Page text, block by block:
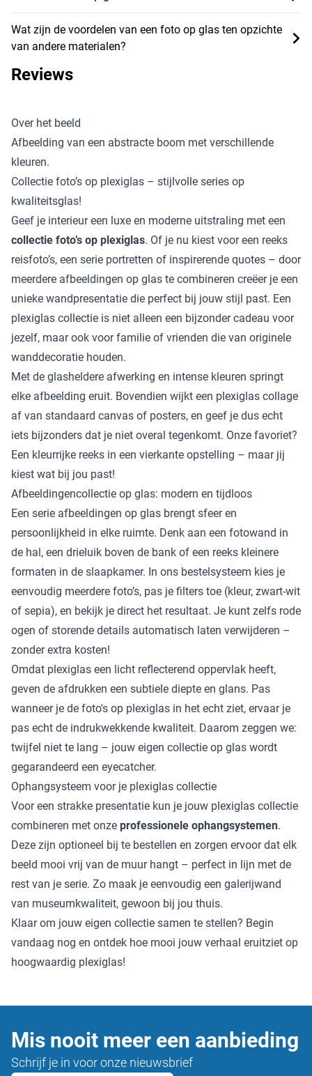
Wat zijn de voordelen van een foto op glas ten opzichte
van andere materialen?
Reviews
Over het beeld
Afbeelding van een abstracte boom met verschillende
kleuren.
Collectie foto’s op plexiglas – stijlvolle series op
kwaliteitsglas!
Geef je interieur een luxe en moderne uitstraling met een
collectie foto’s op plexiglas. Of je nu kiest voor een reeks
reisfoto’s, een serie portretten of inspirerende quotes – door
meerdere afbeeldingen op glas te combineren creëer je een
unieke wandpresentatie die perfect bij jouw stijl past. Een
plexiglas collectie is niet alleen een bijzonder cadeau voor
jezelf, maar ook voor familie of vrienden die van originele
wanddecoratie houden.
Met de glasheldere afwerking en intense kleuren springt
elke afbeelding eruit. Bovendien wijkt een plexiglas collage
af van standaard canvas of posters, en geef je dus echt
iets bijzonders dat je niet overal tegenkomt. Onze favoriet?
Een kleurrijke reeks in een vierkante opstelling – maar jij
kiest wat bij jou past!
Afbeeldingencollectie op glas: modern en tijdloos
Een serie afbeeldingen op glas brengt sfeer en
persoonlijkheid in elke ruimte. Denk aan een fotowand in
de hal, een drieluik boven de bank of een reeks kleinere
formaten in de slaapkamer. In ons bestelsysteem kies je
eenvoudig meerdere foto’s, pas je filters toe (kleur, zwart-wit
of sepia), en bekijk je direct het resultaat. Je kunt zelfs rode
ogen of storende details automatisch laten verwijderen –
zonder extra kosten!
Omdat plexiglas een licht reflecterend oppervlak heeft,
geven de afdrukken een subtiele diepte en glans. Pas
wanneer je de foto's op plexiglas in het echt ziet, ervaar je
pas echt de indrukwekkende kwaliteit. Daarom zeggen we:
twijfel niet te lang – jouw eigen collectie op glas wordt
gegarandeerd een eyecatcher.
Ophangsysteem voor je plexiglas collectie
Voor een strakke presentatie kun je jouw plexiglas collectie
combineren met onze professionele ophangsystemen.
Deze zijn optioneel bij te bestellen en zorgen ervoor dat elk
beeld mooi vrij van de muur hangt – perfect in lijn met de
rest van je serie. Zo maak je eenvoudig een galerijwand
van museumkwaliteit, gewoon bij jou thuis.
Klaar om jouw eigen collectie samen te stellen? Begin
vandaag nog en ontdek hoe mooi jouw verhaal eruitziet op
hoogwaardig plexiglas!
Mis nooit meer een aanbieding
Schrijf je in voor onze nieuwsbrief